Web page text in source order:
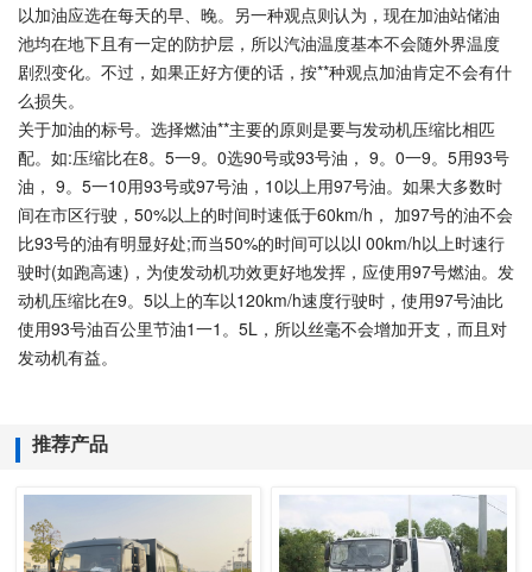
以加油应选在每天的早、晚。另一种观点则认为，现在加油站储油
池均在地下且有一定的防护层，所以汽油温度基本不会随外界温度
剧烈变化。不过，如果正好方便的话，按**种观点加油肯定不会有什
么损失。
关于加油的标号。选择燃油**主要的原则是要与发动机压缩比相匹
配。如:压缩比在8。5一9。0选90号或93号油， 9。0一9。5用93号
油， 9。5一10用93号或97号油，10以上用97号油。如果大多数时
间在市区行驶，50%以上的时间时速低于60km/h， 加97号的油不会
比93号的油有明显好处;而当50%的时间可以以l 00km/h以上时速行
驶时(如跑高速)，为使发动机功效更好地发挥，应使用97号燃油。发
动机压缩比在9。5以上的车以120km/h速度行驶时，使用97号油比
使用93号油百公里节油1一1。5L，所以丝毫不会增加开支，而且对
发动机有益。
推荐产品